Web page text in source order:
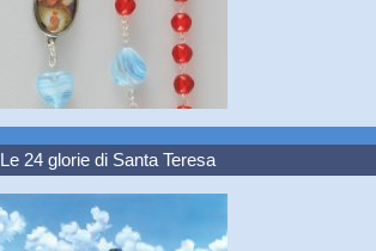
Le 24 glorie di Santa Teresa